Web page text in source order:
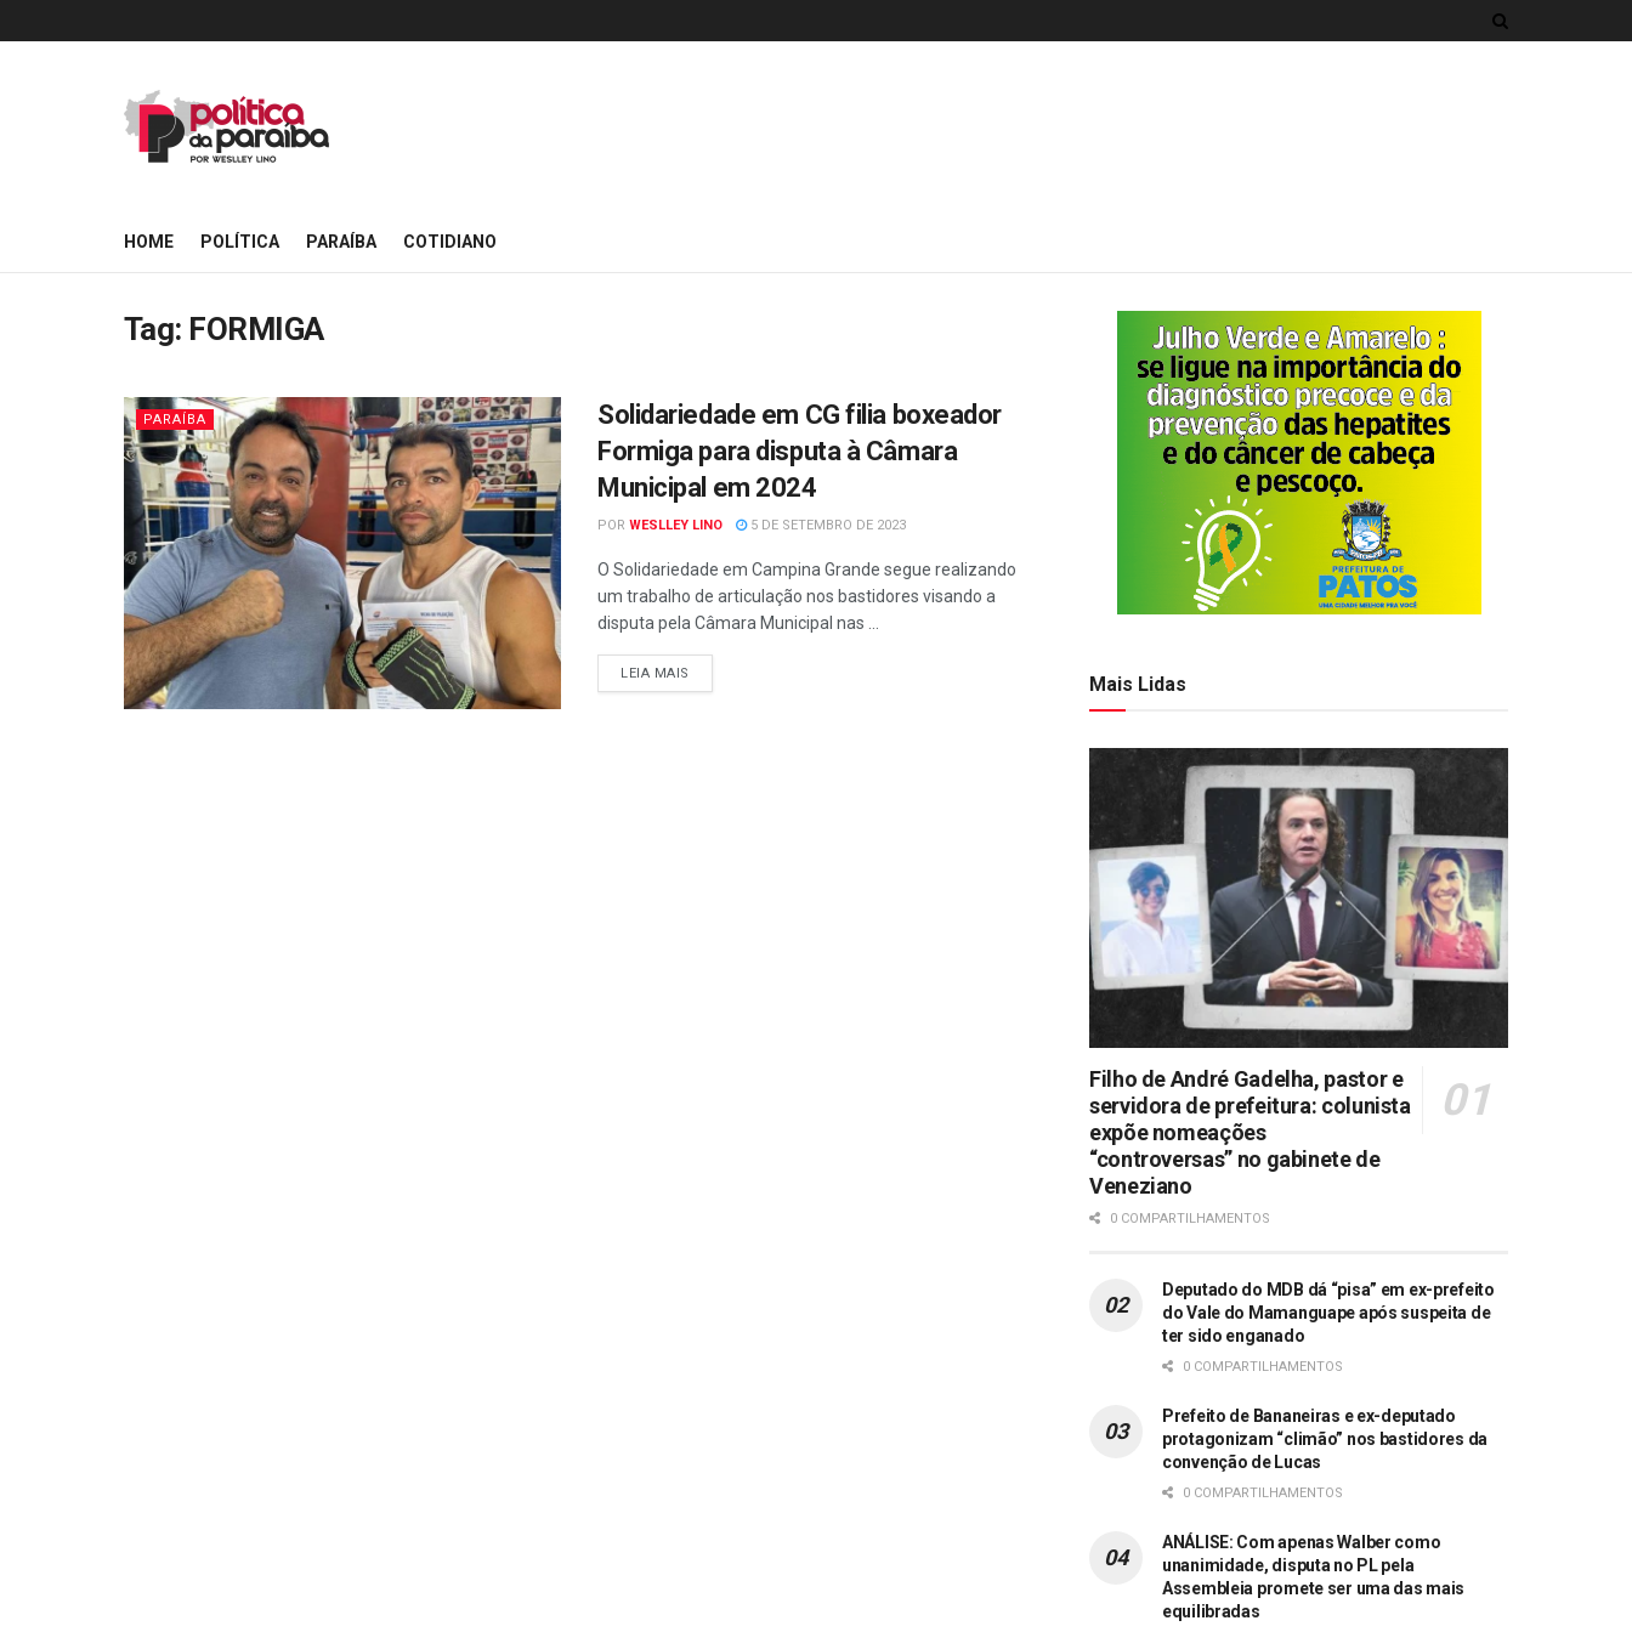
HOME POLÍTICA PARAÍBA COTIDIANO
Tag: FORMIGA
PARAÍBA
Solidariedade em CG filia boxeador
Formiga para disputa à Câmara
Municipal em 2024
POR WESLLEY LINO 5 DE SETEMBRO DE 2023
O Solidariedade em Campina Grande segue realizando
um trabalho de articulação nos bastidores visando a
disputa pela Câmara Municipal nas ...
LEIA MAIS Mais Lidas
Filho de André Gadelha, pastor e
servidora de prefeitura: colunista
expõe nomeações
“controversas” no gabinete de
Veneziano
0 COMPARTILHAMENTOS
Deputado do MDB dá “pisa” em ex-prefeito
do Vale do Mamanguape após suspeita de
ter sido enganado
0 COMPARTILHAMENTOS
Prefeito de Bananeiras e ex-deputado
protagonizam “climão” nos bastidores da
convenção de Lucas
0 COMPARTILHAMENTOS
ANÁLISE: Com apenas Walber como
unanimidade, disputa no PL pela
Assembleia promete ser uma das mais
equilibradas